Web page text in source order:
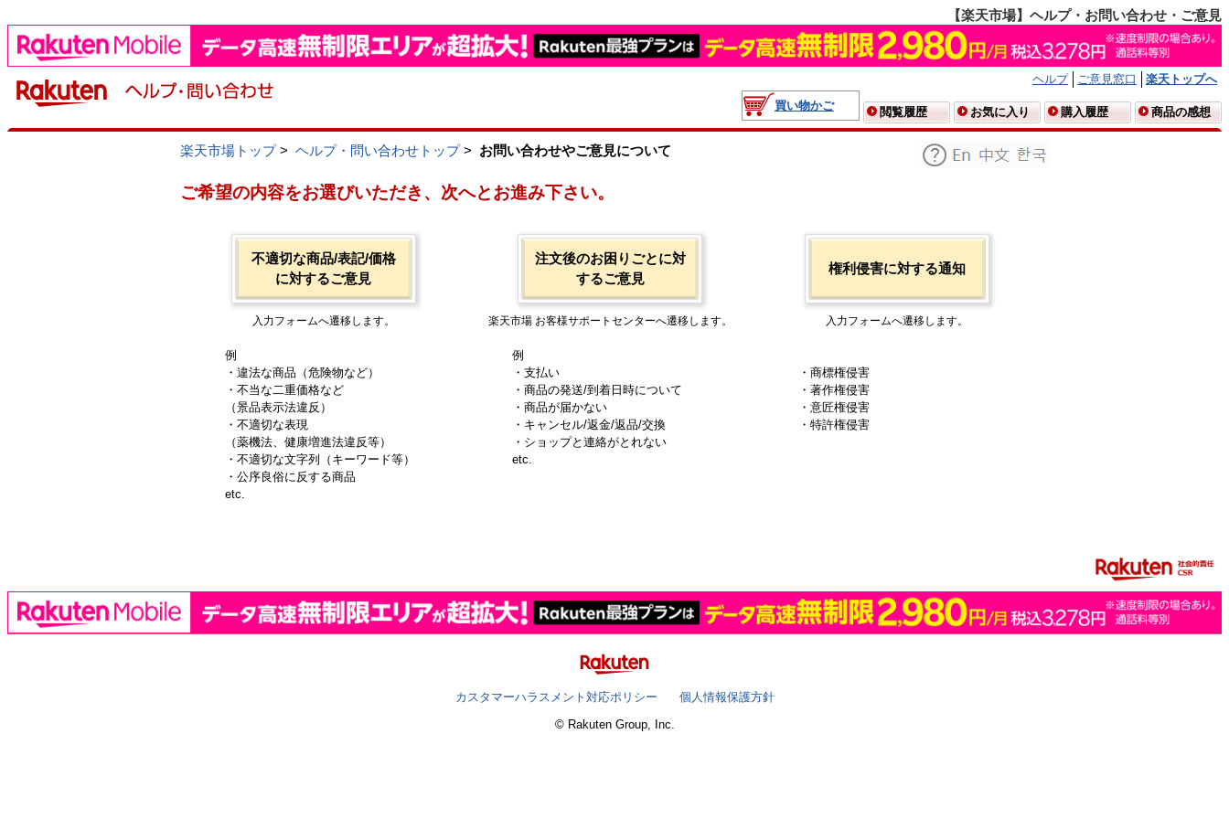
【楽天市場】ヘルプ・お問い合わせ・ご意見
ヘルプ ご意見窓口
楽天トップへ
買い物かご
閲覧履歴 お気に入り 購入履歴 商品の感想
楽天市場トップ> ヘルプ・問い合わせトップ> お問い合わせやご意見について
ご希望の内容をお選びいただき、次へとお進み下さい。
不適切な商品/表記/価格
に対するご意見
入力フォームへ遷移します。
例
・違法な商品（危険物など）
・不当な二重価格など
（景品表示法違反）
・不適切な表現
（薬機法、健康増進法違反等）
・不適切な文字列（キーワード等）
・公序良俗に反する商品
etc.
注文後のお困りごとに対
するご意見
楽天市場 お客様サポートセンターへ遷移します。
例
・支払い
・商品の発送/到着日時について
・商品が届かない
・キャンセル/返金/返品/交換
・ショップと連絡がとれない
etc.
権利侵害に対する通知
入力フォームへ遷移します。
・商標権侵害
・著作権侵害
・意匠権侵害
・特許権侵害
カスタマーハラスメント対応ポリシー
個人情報保護方針
© Rakuten Group, Inc.